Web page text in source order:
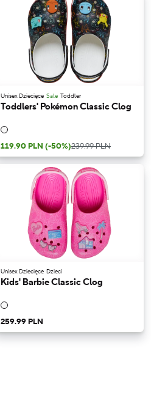
Unisex Dziecięce Sale Toddler
Toddlers' Pokémon Classic Clog
119.90 PLN (-50%)239.99 PLN
Unisex Dziecięce Dzieci
Kids' Barbie Classic Clog
259.99 PLN